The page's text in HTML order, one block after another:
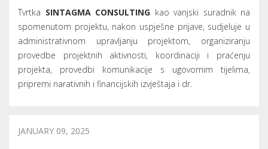
Tvrtka SINTAGMA CONSULTING kao vanjski suradnik na
spomenutom projektu, nakon uspješne prijave, sudjeluje u
administrativnom upravljanju projektom, organiziranju
provedbe projektnih aktivnosti, koordinaciji i praćenju
projekta, provedbi komunikacije s ugovornim tijelima,
pripremi narativnih i financijskih izvještaja i dr.
JANUARY 09, 2025